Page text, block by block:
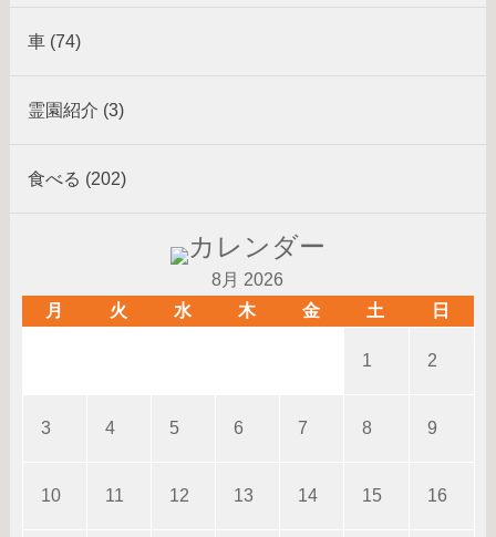
車 (74)
霊園紹介 (3)
食べる (202)
8月 2026
月
火 水 木 金 土 日
1 2
3 4 5 6 7 8 9
10 11 12 13 14 15 16